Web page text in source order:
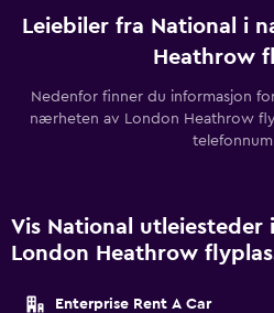
Leiebiler fra National i
Heathrow
Nedenfor finner du informasjon
nærheten av London Heathrow
Vis National
London Heathrow
Enterprise Rent A Car